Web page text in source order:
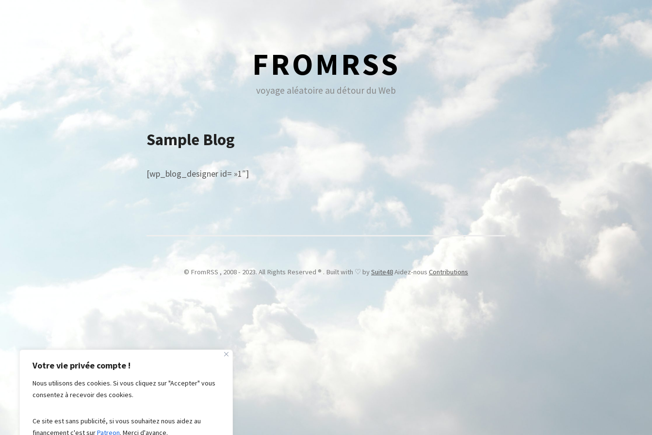
Votre vie privée compte !
Nous utilisons des cookies. Si vous cliquez sur "Accepter" vous
consentez à recevoir des cookies.
Ce site est sans publicité, si vous souhaitez nous aidez au
financement c'est surPatreon. Merci d'avance.
FROMRSS
voyage aléatoire au détour du Web
Sample Blog
[wp_blog_designer id= »1″]
© FromRSS , 2008 - 2023. All Rights Reserved ® . Built with ♡ bySuite48Aidez-nous Contributions